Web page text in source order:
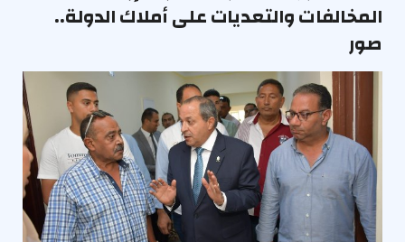
المخالفات والتعديات على أملاك الدولة..
صور